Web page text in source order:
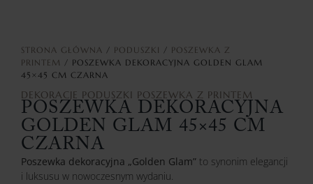
STRONA GŁÓWNA / PODUSZKI / POSZEWKA Z
PRINTEM / POSZEWKA DEKORACYJNA GOLDEN GLAM
45×45 CM CZARNA
DEKORACJE PODUSZKI POSZEWKA Z PRINTEM
POSZEWKA DEKORACYJNA
GOLDEN GLAM 45×45 CM
CZARNA
Poszewka dekoracyjna „Golden Glam” to synonim elegancji
i luksusu w nowoczesnym wydaniu.